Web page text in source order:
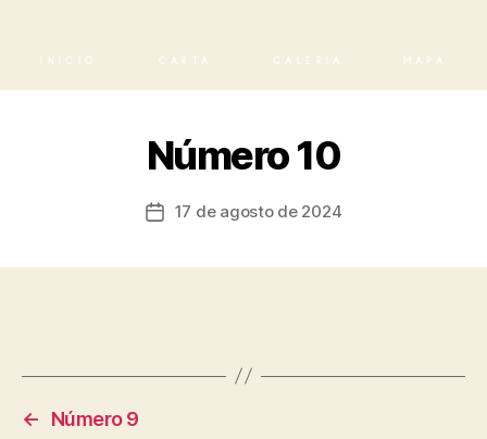
INICIO CARTA GALERÍA MAPA
Número 10
17 de agosto de 2024
←
Número 9